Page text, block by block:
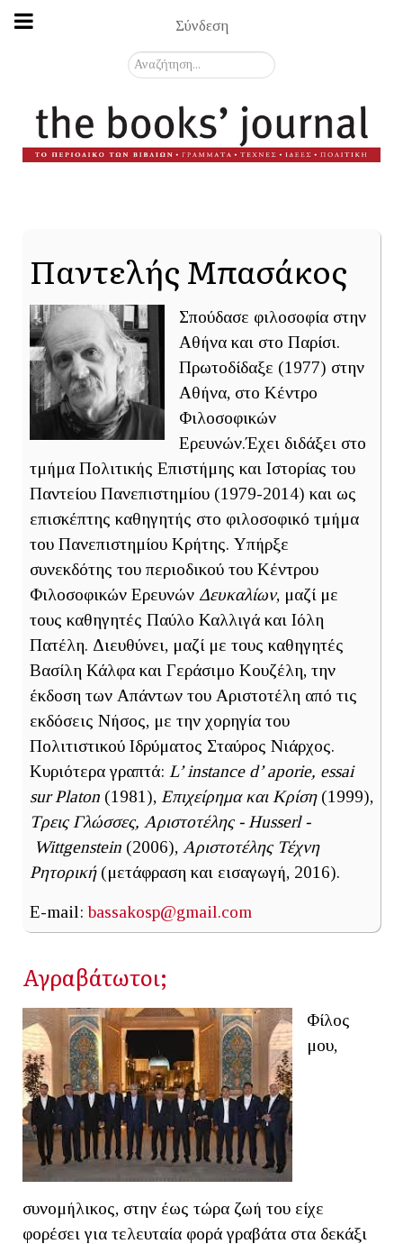
Σύνδεση
Αναζήτηση...
Παντελής Μπασάκος
Σπούδασε φιλοσοφία στην
Αθήνα και στο Παρίσι.
Πρωτοδίδαξε (1977) στην
Αθήνα, στο Κέντρο
Φιλοσοφικών
Ερευνών.Έχει διδάξει στο
τμήμα Πολιτικής Επιστήμης και Ιστορίας του
Παντείου Πανεπιστημίου (1979-2014) και ως
επισκέπτης καθηγητής στο φιλοσοφικό τμήμα
του Πανεπιστημίου Κρήτης. Υπήρξε
συνεκδότης του περιοδικού του Κέντρου
Φιλοσοφικών Ερευνών Δευκαλίων, μαζί με
τους καθηγητές Παύλο Καλλιγά και Ιόλη
Πατέλη. Διευθύνει, μαζί με τους καθηγητές
Βασίλη Κάλφα και Γεράσιμο Κουζέλη, την
έκδοση των Απάντων του Αριστοτέλη από τις
εκδόσεις Νήσος, με την χορηγία του
Πολιτιστικού Ιδρύματος Σταύρος Νιάρχος.
Κυριότερα γραπτά: L’ instance d’ aporie, essai
sur Platon (1981), Επιχείρημα και Κρίση(1999),
Τρεις Γλώσσες, Αριστοτέλης - Husserl -
Wittgenstein (2006), Αριστοτέλης Τέχνη
Ρητορική(μετάφραση και εισαγωγή, 2016).
E-mail:bassakosp@gmail.com
Αγραβάτωτοι;
Φίλος
μου,
συνομήλικος, στην έως τώρα ζωή του είχε
φορέσει για τελευταία φορά γραβάτα στα δεκάξι